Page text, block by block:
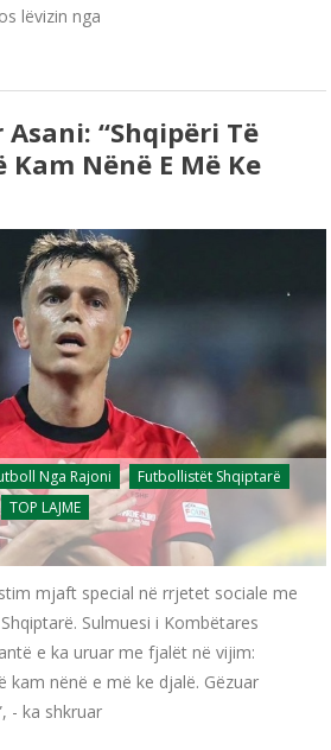
lëvizin nga
“Shqipëri Të
Kam Nënë E Më Ke
Nga Rajoni
Futbollistët Shqiptarë
TOP LAJME
mjaft special në rrjetet sociale me
Sulmuesi i Kombëtares
e ka uruar me fjalët në vijim:
kam nënë e më ke djalë. Gëzuar
- ka shkruar